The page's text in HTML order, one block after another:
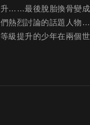
升……最後脫胎換骨變成
們熱烈討論的話題人物
等級提升的少年在兩個